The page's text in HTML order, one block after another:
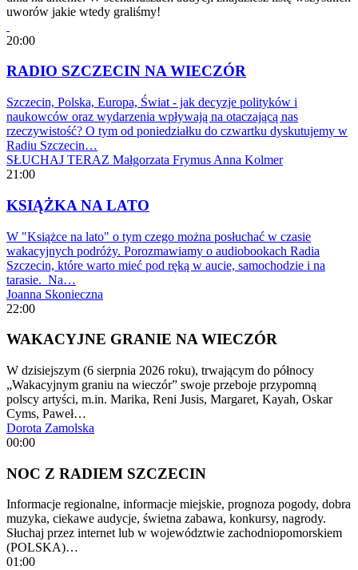
uworów jakie wtedy graliśmy!
20:00
RADIO SZCZECIN NA WIECZÓR
Szczecin, Polska, Europa, Świat - jak decyzje polityków i
naukowców oraz wydarzenia wpływają na otaczającą nas
rzeczywistość? O tym od poniedziałku do czwartku dyskutujemy w
Radiu Szczecin…
SŁUCHAJ TERAZ Małgorzata Frymus Anna Kolmer
21:00
KSIĄŻKA NA LATO
W "Książce na lato" o tym czego można posłuchać w czasie
wakacyjnych podróży. Porozmawiamy o audiobookach Radia
Szczecin, które warto mieć pod ręką w aucie, samochodzie i na
tarasie. Na…
Joanna Skonieczna
22:00
WAKACYJNE GRANIE NA WIECZÓR
W dzisiejszym (6 sierpnia 2026 roku), trwającym do północy
„Wakacyjnym graniu na wieczór” swoje przeboje przypomną
polscy artyści, m.in. Marika, Reni Jusis, Margaret, Kayah, Oskar
Cyms, Paweł…
Dorota Zamolska
00:00
NOC Z RADIEM SZCZECIN
Informacje regionalne, informacje miejskie, prognoza pogody, dobra
muzyka, ciekawe audycje, świetna zabawa, konkursy, nagrody.
Słuchaj przez internet lub w województwie zachodniopomorskiem
(POLSKA)…
01:00